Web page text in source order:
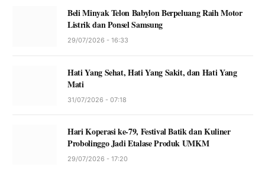
Beli Minyak Telon Babylon Berpeluang Raih Motor
Listrik dan Ponsel Samsung
29/07/2026 - 16:33
Hati Yang Sehat, Hati Yang Sakit, dan Hati Yang
Mati
31/07/2026 - 07:18
Hari Koperasi ke-79, Festival Batik dan Kuliner
Probolinggo Jadi Etalase Produk UMKM
29/07/2026 - 17:20